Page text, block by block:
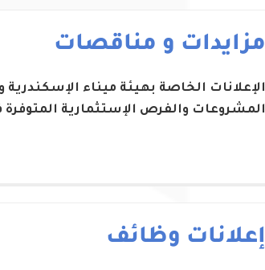
مزايدات و مناقصات
الإعلانات الخاصة بهيئة ميناء
المشروعات والفرص الإستثمارية
إعلانات وظائف